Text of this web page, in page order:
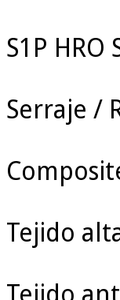
S1P HRO
Serraje /
Tejido